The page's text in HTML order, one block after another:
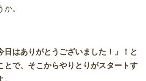
。
日はありがとうございました！」！と
とで、そこからやりとりがスタートす